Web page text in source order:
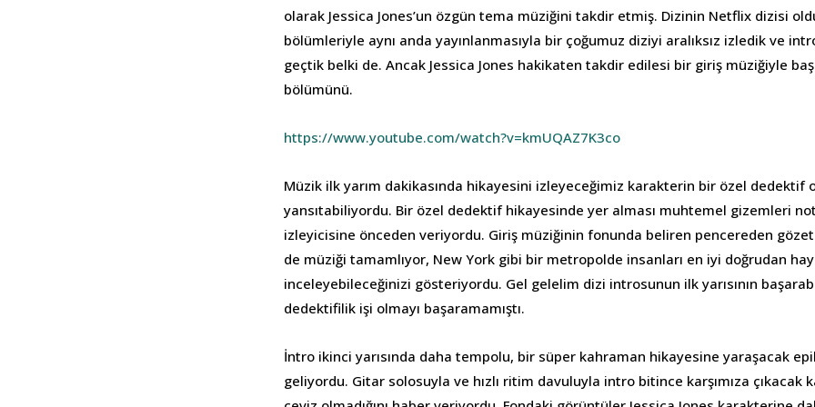
olarak Jessica Jones’un özgün tema müziğini takdir etmiş. Dizinin Netflix dizisi
bölümleriyle aynı anda yayınlanmasıyla bir çoğumuz diziyi aralıksız izledik ve
geçtik belki de. Ancak Jessica Jones hakikaten takdir edilesi bir giriş müziğiyle
bölümünü.
https://www.youtube.com/watch?v=kmUQAZ7K3co
Müzik ilk yarım dakikasında hikayesini izleyeceğimiz karakterin bir özel dedektif
yansıtabiliyordu. Bir özel dedektif hikayesinde yer alması muhtemel gizemleri
izleyicisine önceden veriyordu. Giriş müziğinin fonunda beliren pencereden
de müziği tamamlıyor, New York gibi bir metropolde insanları en iyi doğrudan
inceleyebileceğinizi gösteriyordu. Gel gelelim dizi introsunun ilk yarısının
dedektifilik işi olmayı başaramamıştı.
İntro ikinci yarısında daha tempolu, bir süper kahraman hikayesine yaraşacak
geliyordu. Gitar solosuyla ve hızlı ritim davuluyla intro bitince karşımıza çıkacak